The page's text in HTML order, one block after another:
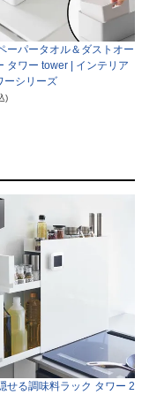
ーパータオル＆ダストオー
タワー tower | インテリア
ーシリーズ
)
せる調味料ラック タワー 2